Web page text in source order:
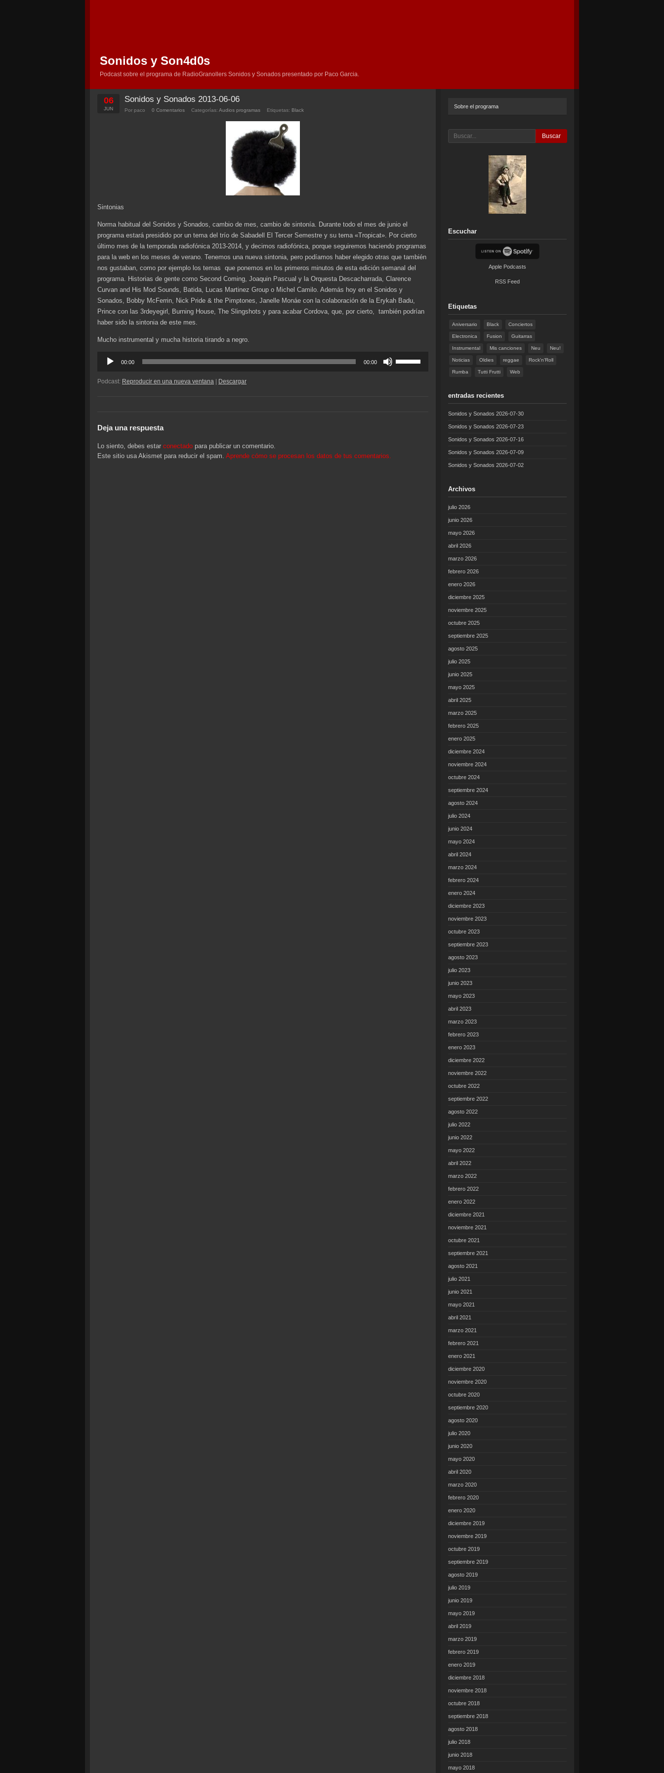
Sonidos y Son4d0s
Podcast sobre el programa de RadioGranollers Sonidos y Sonados presentado por Paco Garcia.
06
JUN
Sonidos y Sonados 2013-06-06
Por paco 0 Comentarios Categorías: Audios programas Etiquetas: Black
Sintonias
Norma habitual del Sonidos y Sonados, cambio de mes, cambio de sintonía. Durante todo el mes de junio el
programa estará presidido por un tema del trío de Sabadell El Tercer Semestre y su tema «Tropicat». Por cierto
último mes de la temporada radiofónica 2013-2014, y decimos radiofónica, porque seguiremos haciendo programas
para la web en los meses de verano. Tenemos una nueva sintonia, pero podíamos haber elegido otras que también
nos gustaban, como por ejemplo los temas que ponemos en los primeros minutos de esta edición semanal del
programa. Historias de gente como Second Coming, Joaquin Pascual y la Orquesta Descacharrada, Clarence
Curvan and His Mod Sounds, Batida, Lucas Martinez Group o Michel Camilo. Además hoy en el Sonidos y
Sonados, Bobby McFerrin, Nick Pride & the Pimptones, Janelle Monáe con la colaboración de la Erykah Badu,
Prince con las 3rdeyegirl, Burning House, The Slingshots y para acabar Cordova, que, por cierto, también podrían
haber sido la sintonia de este mes.
Mucho instrumental y mucha historia tirando a negro.
Reproductor
audio
00:00 00:00
Podcast: Reproducir en una nueva ventana | Descargar
Deja una respuesta
Lo siento, debes estar conectado para publicar un comentario.
Este sitio usa Akismet para reducir el spam. Aprende cómo se procesan los datos de tus comentarios.
Sobre el programa
Buscar
Escuchar
Apple Podcasts
RSS Feed
Etiquetas
Aniversario Black Conciertos
Electronica Fusion Guitarras
Instrumental Mis canciones Neu Neu!
Noticias Oldies reggae Rock'n'Roll
Rumba Tutti Frutti Web
entradas recientes
Sonidos y Sonados 2026-07-30
Sonidos y Sonados 2026-07-23
Sonidos y Sonados 2026-07-16
Sonidos y Sonados 2026-07-09
Sonidos y Sonados 2026-07-02
Archivos
julio 2026
junio 2026
mayo 2026
abril 2026
marzo 2026
febrero 2026
enero 2026
diciembre 2025
noviembre 2025
octubre 2025
septiembre 2025
agosto 2025
julio 2025
junio 2025
mayo 2025
abril 2025
marzo 2025
febrero 2025
enero 2025
diciembre 2024
noviembre 2024
octubre 2024
septiembre 2024
agosto 2024
julio 2024
junio 2024
mayo 2024
abril 2024
marzo 2024
febrero 2024
enero 2024
diciembre 2023
noviembre 2023
octubre 2023
septiembre 2023
agosto 2023
julio 2023
junio 2023
mayo 2023
abril 2023
marzo 2023
febrero 2023
enero 2023
diciembre 2022
noviembre 2022
octubre 2022
septiembre 2022
agosto 2022
julio 2022
junio 2022
mayo 2022
abril 2022
marzo 2022
febrero 2022
enero 2022
diciembre 2021
noviembre 2021
octubre 2021
septiembre 2021
agosto 2021
julio 2021
junio 2021
mayo 2021
abril 2021
marzo 2021
febrero 2021
enero 2021
diciembre 2020
noviembre 2020
octubre 2020
septiembre 2020
agosto 2020
julio 2020
junio 2020
mayo 2020
abril 2020
marzo 2020
febrero 2020
enero 2020
diciembre 2019
noviembre 2019
octubre 2019
septiembre 2019
agosto 2019
julio 2019
junio 2019
mayo 2019
abril 2019
marzo 2019
febrero 2019
enero 2019
diciembre 2018
noviembre 2018
octubre 2018
septiembre 2018
agosto 2018
julio 2018
junio 2018
mayo 2018